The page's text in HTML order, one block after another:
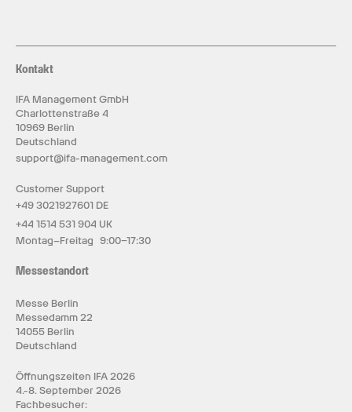
Kontakt
IFA Management GmbH
Charlottenstraße 4
10969 Berlin
Deutschland
support@ifa-management.com
Customer Support
+49 3021927601 DE
+44 1514 531 904 UK
Montag–Freitag 9:00–17:30
Messestandort
Messe Berlin
Messedamm 22
14055 Berlin
Deutschland
Öffnungszeiten IFA 2026
4.-8. September 2026
Fachbesucher: